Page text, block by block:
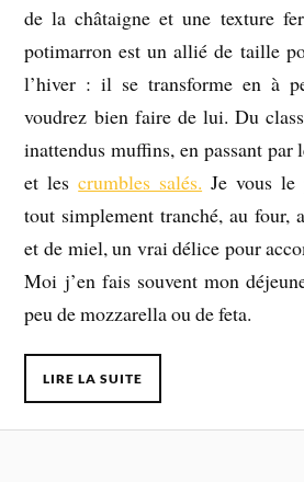
de la châtaigne et une texture
potimarron est un allié de taille
l’hiver : il se transforme en à
voudrez bien faire de lui. Du
inattendus muffins, en passant par
et lescrumbles salés. Je vous le
tout simplement tranché, au four,
et de miel, un vrai délice pour
Moi j’en fais souvent mon
peu de mozzarella ou de feta.
LIRE LA SUITE